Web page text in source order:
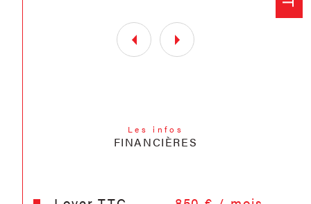
copropriété)
Dépôt de garantie : 1020€
Une caution personnelle et
solidaire pourra être demandée
Les infos
FINANCIÈRES